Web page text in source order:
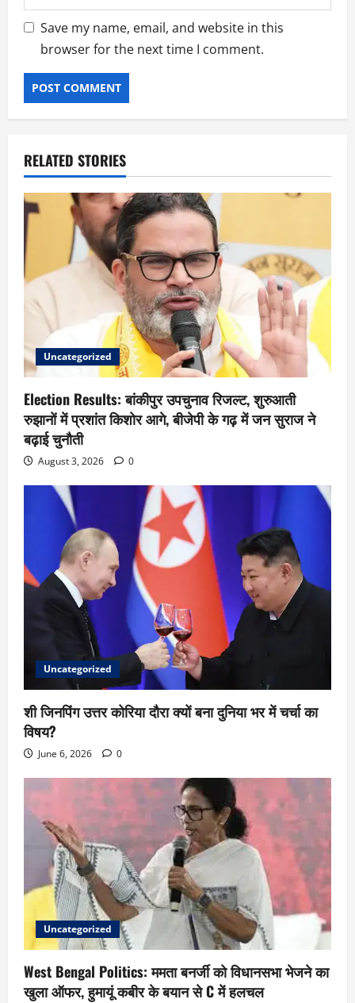
Save my name, email, and website in this
browser for the next time I comment.
RELATED STORIES
Uncategorized
Election Results: बांकीपुर उपचुनाव रिजल्ट, शुरुआती
रुझानों में प्रशांत किशोर आगे, बीजेपी के गढ़ में जन सुराज ने
बढ़ाई चुनौती
August 3, 2026 0
Uncategorized
शी जिनपिंग उत्तर कोरिया दौरा क्यों बना दुनिया भर में चर्चा का
विषय?
June 6, 2026 0
Uncategorized
West Bengal Politics: ममता बनर्जी को विधानसभा भेजने का
खुला ऑफर, हुमायूं कबीर के बयान से C में हलचल